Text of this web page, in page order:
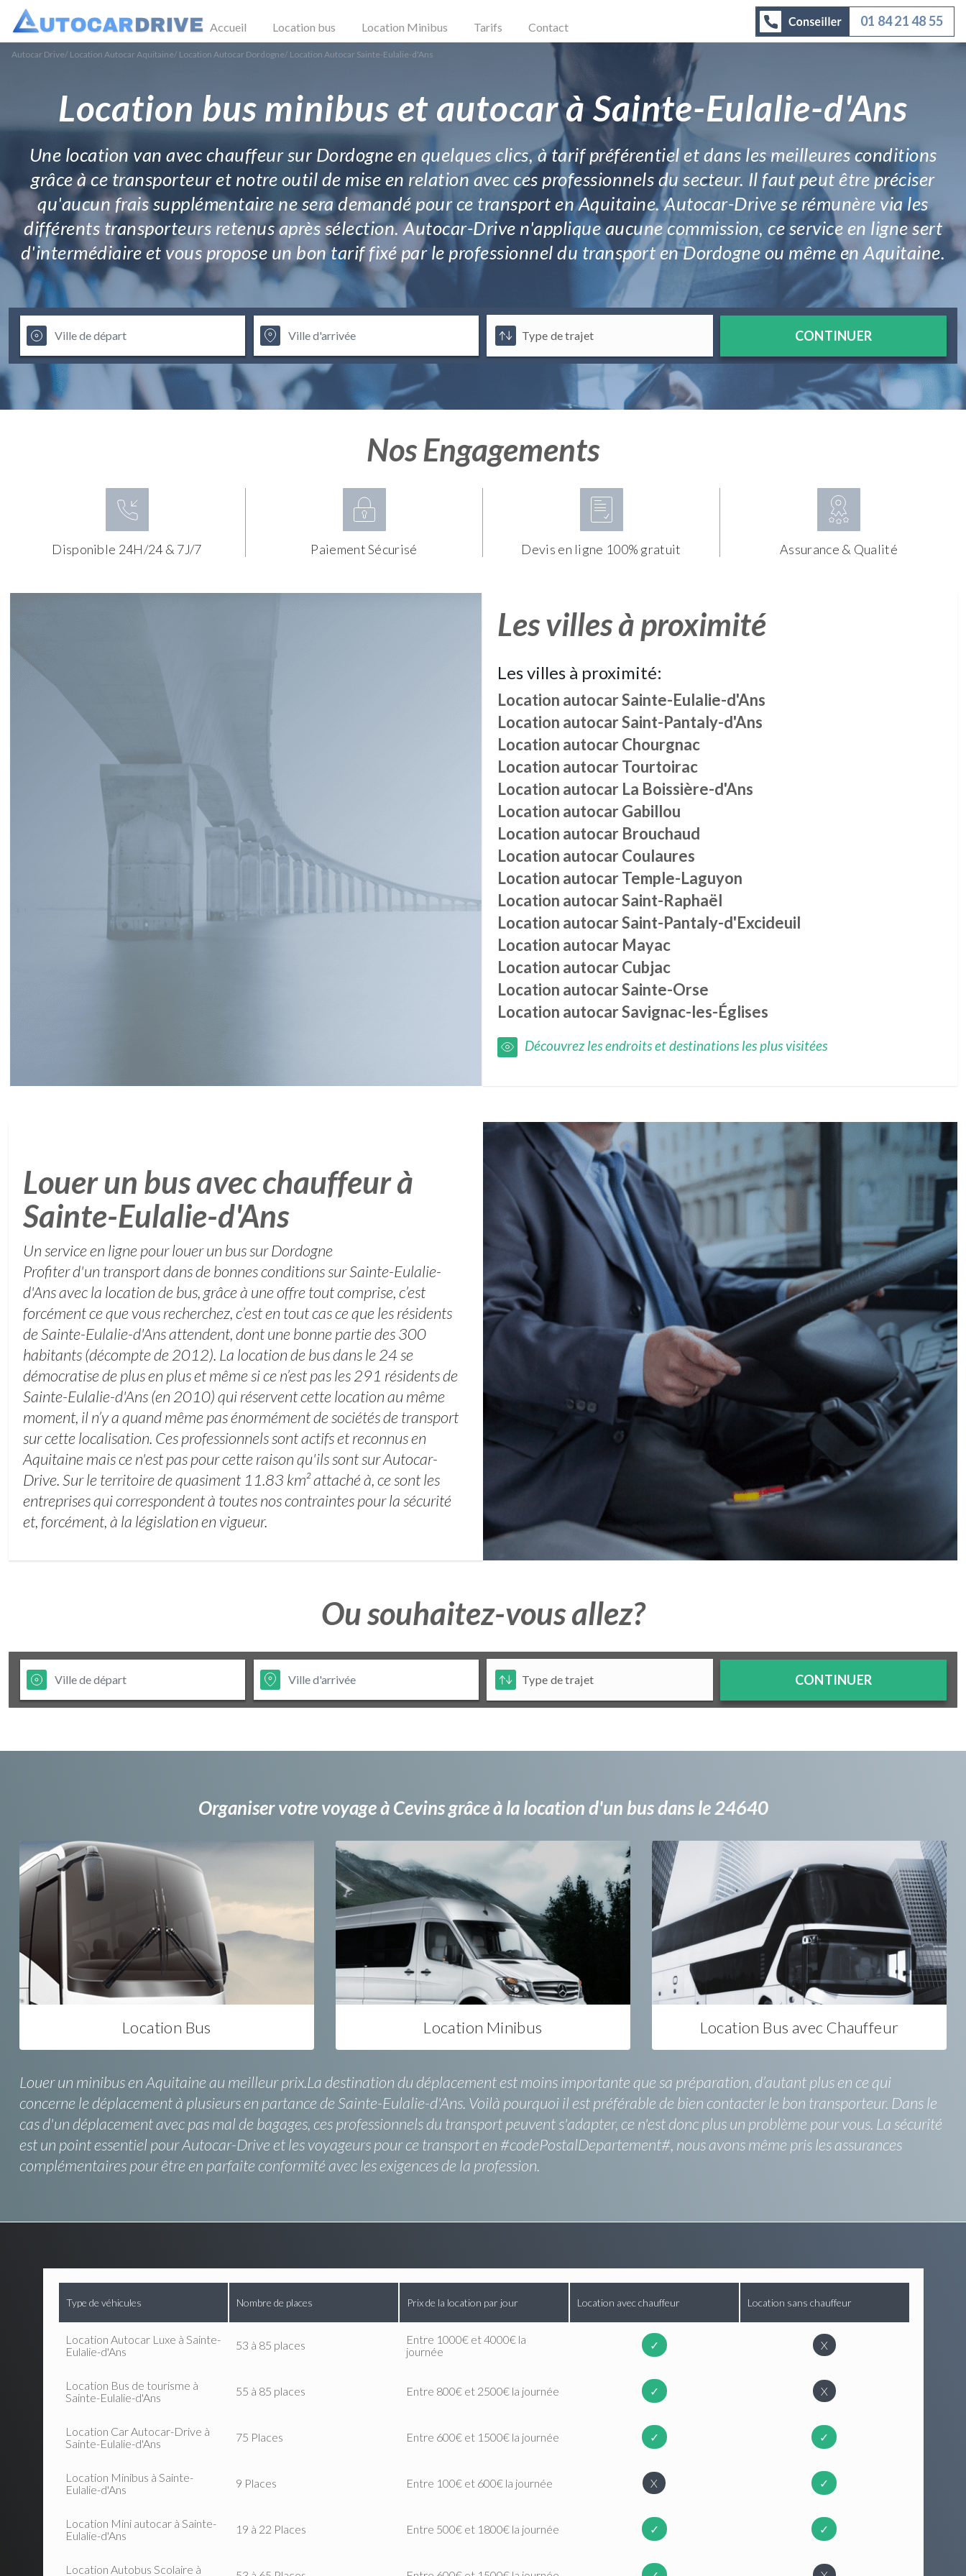
Accueil Location bus Location Minibus Tarifs Contact 01 84 21 48 55
Autocar Drive/ Location Autocar Aquitaine/ Location Autocar Dordogne/ Location Autocar Sainte-Eulalie-d'Ans
Location bus minibus et autocar à Sainte-Eulalie-d'Ans
Une location van avec chauffeur sur Dordogne en quelques clics, à tarif préférentiel et dans les meilleures conditions
grâce à ce transporteur et notre outil de mise en relation avec ces professionnels du secteur. Il faut peut être préciser
qu'aucun frais supplémentaire ne sera demandé pour ce transport en Aquitaine. Autocar-Drive se rémunère via les
différents transporteurs retenus après sélection. Autocar-Drive n'applique aucune commission, ce service en ligne sert
d'intermédiaire et vous propose un bon tarif fixé par le professionnel du transport en Dordogne ou même en Aquitaine.
CONTINUER
Nos Engagements
Disponible 24H/24 & 7J/7 Paiement Sécurisé Devis en ligne 100% gratuit Assurance & Qualité
Les villes à proximité
Les villes à proximité:
Location autocarSainte-Eulalie-d'Ans
Location autocarSaint-Pantaly-d'Ans
Location autocarChourgnac
Location autocarTourtoirac
Location autocar La Boissière-d'Ans
Location autocarGabillou
Location autocar Brouchaud
Location autocarCoulaures
Location autocarTemple-Laguyon
Location autocarSaint-Raphaël
Location autocarSaint-Pantaly-d'Excideuil
Location autocar Mayac
Location autocarCubjac
Location autocarSainte-Orse
Location autocarSavignac-les-Églises
Découvrez les endroits et destinations les plus visitées
Louer un bus avec chauffeur à
Sainte-Eulalie-d'Ans
Un service en ligne pour louer un bus sur Dordogne
Profiter d'un transport dans de bonnes conditions sur Sainte-Eulalie-
d'Ans avec la location de bus, grâce à une offre tout comprise, c’est
forcément ce que vous recherchez, c’est en tout cas ce que les résidents
de Sainte-Eulalie-d'Ans attendent, dont une bonne partie des 300
habitants (décompte de 2012). La location de bus dans le 24 se
démocratise de plus en plus et même si ce n’est pas les 291 résidents de
Sainte-Eulalie-d'Ans (en 2010) qui réservent cette location au même
moment, il n’y a quand même pas énormément de sociétés de transport
sur cette localisation. Ces professionnels sont actifs et reconnus en
Aquitaine mais ce n'est pas pour cette raison qu'ils sont sur Autocar-
Drive. Sur le territoire de quasiment 11.83 km² attaché à, ce sont les
entreprises qui correspondent à toutes nos contraintes pour la sécurité
et, forcément, à la législation en vigueur.
Ou souhaitez-vous allez?
CONTINUER
Organiser votre voyage à Cevins grâce à la location d'un bus dans le 24640
Location Bus Location Minibus Location Bus avec Chauffeur
Louer un minibus en Aquitaine au meilleur prix.La destination du déplacement est moins importante que sa préparation, d’autant plus en ce qui
concerne le déplacement à plusieurs en partance de Sainte-Eulalie-d'Ans. Voilà pourquoi il est préférable de bien contacter le bon transporteur. Dans le
cas d'un déplacement avec pas mal de bagages, ces professionnels du transport peuvent s'adapter, ce n'est donc plus un problème pour vous. La sécurité
est un point essentiel pour Autocar-Drive et les voyageurs pour ce transport en #codePostalDepartement#, nous avons même pris les assurances
complémentaires pour être en parfaite conformité avec les exigences de la profession.
Type de véhicules Nombre de places Prix de la location par jour Location avec chauffeur Location sans chauffeur
Location Autocar Luxe à Sainte-
Eulalie-d'Ans
53 à 85 places
Entre 1000€ et 4000€ la
journée
✓ X
Location Bus de tourisme à
Sainte-Eulalie-d'Ans
55 à 85 places Entre 800€ et 2500€ la journée ✓ X
Location Car Autocar-Drive à
Sainte-Eulalie-d'Ans
75 Places Entre 600€ et 1500€ la journée ✓ ✓
Location Minibus à Sainte-
Eulalie-d'Ans
9 Places Entre 100€ et 600€ la journée X ✓
Location Mini autocar à Sainte-
Eulalie-d'Ans
19 à 22 Places Entre 500€ et 1800€ la journée ✓ ✓
Location Autobus Scolaire à